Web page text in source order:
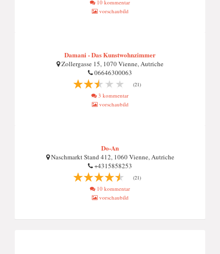
10 kommentar
vorschaubild
Damani - Das Kunstwohnzimmer
Zollergasse 15, 1070 Vienne, Autriche
06646300063
(21)
3 kommentar
vorschaubild
Do-An
Naschmarkt Stand 412, 1060 Vienne, Autriche
+4315858253
(21)
10 kommentar
vorschaubild